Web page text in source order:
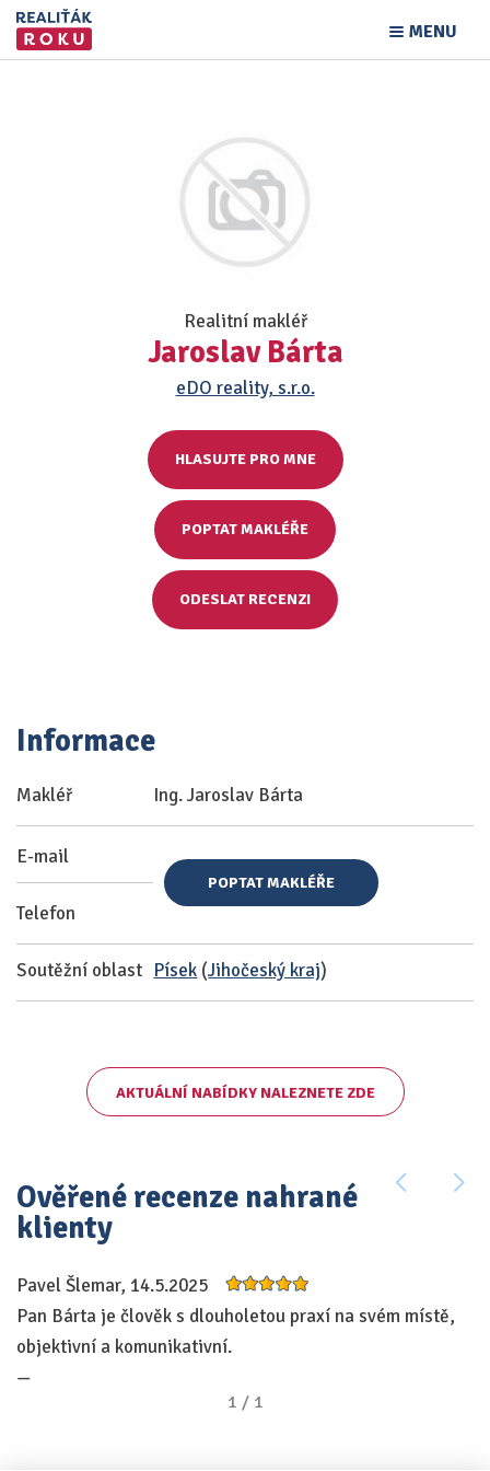
MENU
Realitní makléř
Jaroslav Bárta
eDO reality, s.r.o.
HLASUJTE PRO MNE
POPTAT MAKLÉŘE
ODESLAT RECENZI
Informace
Makléř Ing. Jaroslav Bárta
E-mail
Telefon
POPTAT MAKLÉŘE
Soutěžní oblast Písek (Jihočeský kraj)
AKTUÁLNÍ NABÍDKY NALEZNETE ZDE
Ověřené recenze nahrané
klienty
Pavel Šlemar, 14.5.2025
Pan Bárta je člověk s dlouholetou praxí na svém místě,
objektivní a komunikativní.
—
1 / 1